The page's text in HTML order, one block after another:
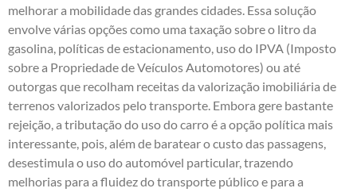
melhorar a mobilidade das grandes cidades. Essa solução
envolve várias opções como uma taxação sobre o litro da
gasolina, políticas de estacionamento, uso do IPVA (Imposto
sobre a Propriedade de Veículos Automotores) ou até
outorgas que recolham receitas da valorização imobiliária de
terrenos valorizados pelo transporte. Embora gere bastante
rejeição, a tributação do uso do carro é a opção política mais
interessante, pois, além de baratear o custo das passagens,
desestimula o uso do automóvel particular, trazendo
melhorias para a fluidez do transporte público e para a